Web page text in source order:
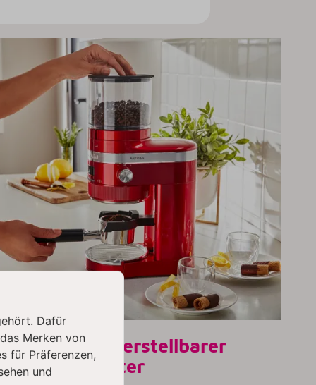
Integrierter, verstellbarer
Dafür
Merken von
für Präferenzen,
und